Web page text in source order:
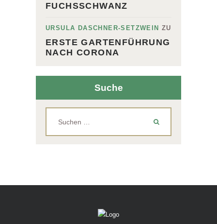
FUCHSSCHWANZ
URSULA DASCHNER-SETZWEIN ZU
ERSTE GARTENFÜHRUNG
NACH CORONA
Suche
nach: